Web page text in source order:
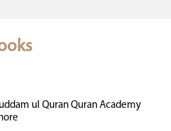
ul Quran Quran Academy